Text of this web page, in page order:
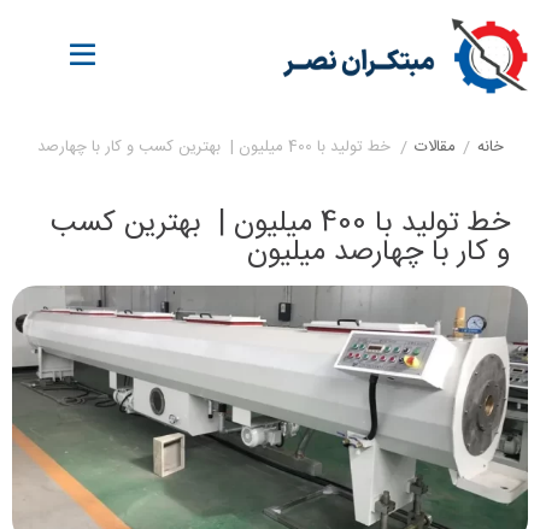
خانه / مقالات / خط تولید با 400 میلیون | بهترین کسب و کار با چهارصد میلیون
خط تولید با 400 میلیون | بهترین کسب
و کار با چهارصد میلیون